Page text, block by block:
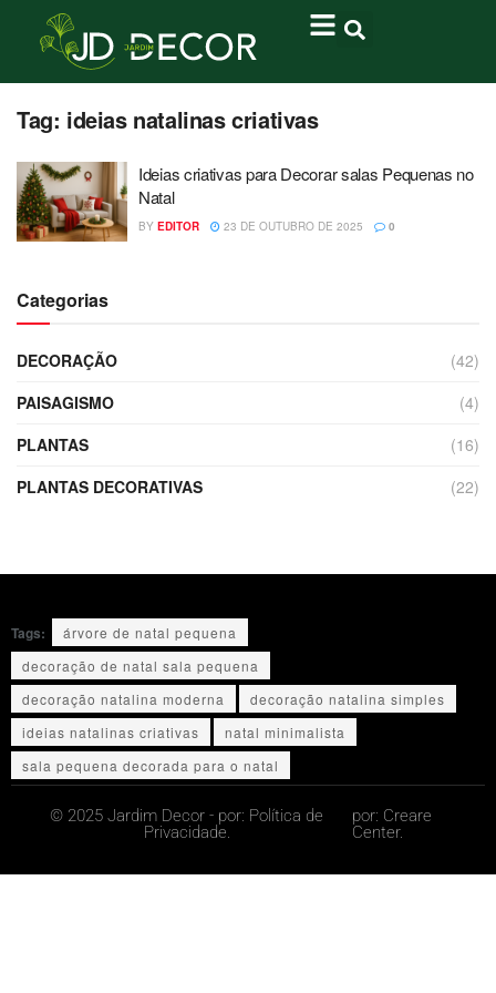
Tag: ideias natalinas criativas
Ideias criativas para Decorar salas Pequenas no
Natal
BY EDITOR 23 DE OUTUBRO DE 2025 0
Categorias
DECORAÇÃO
(42)
PAISAGISMO
(4)
PLANTAS
(16)
PLANTAS DECORATIVAS
(22)
Tags:
árvore de natal pequena
decoração de natal sala pequena
decoração natalina moderna
decoração natalina simples
ideias natalinas criativas
natal minimalista
sala pequena decorada para o natal
© 2025 Jardim Decor - por: Política de
Privacidade.
por: Creare
Center.